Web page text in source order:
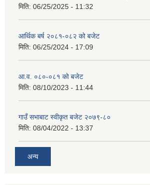
मिति: 06/25/2025 - 11:32
आर्थिक बर्ष २०८१-०८२ को बजेट
मिति: 06/25/2024 - 17:09
आ.व. ०८०-०८१ को बजेट
मिति: 08/10/2023 - 11:44
गाउँ सभाबाट स्वीकृत बजेट २०७९-८०
मिति: 08/04/2022 - 13:37
अन्य